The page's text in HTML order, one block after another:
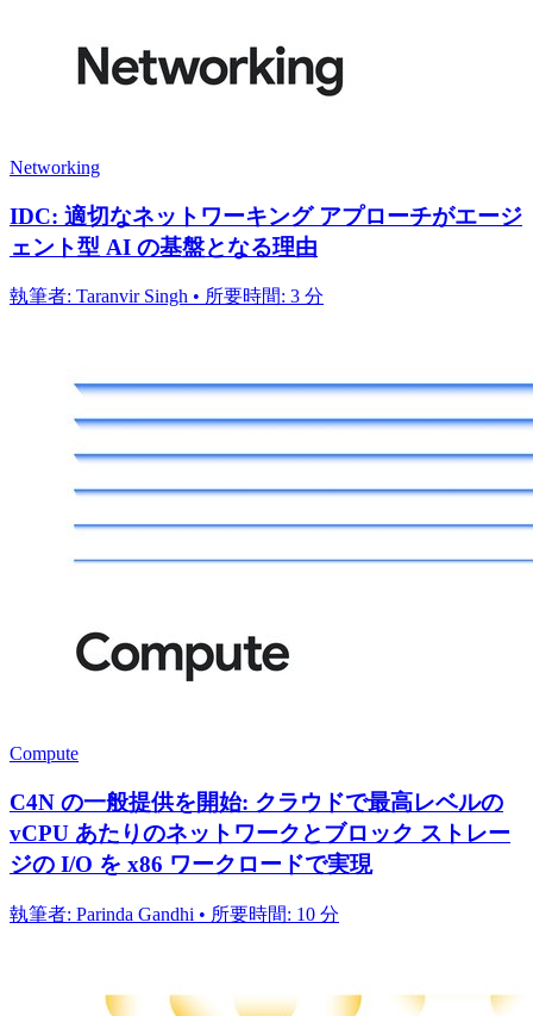
Networking
IDC: 適切なネットワーキング アプローチがエージ
ェント型 AI の基盤となる理由
執筆者: Taranvir Singh • 所要時間: 3 分
Compute
C4N の一般提供を開始: クラウドで最高レベルの
vCPU あたりのネットワークとブロック ストレー
ジの I/O を x86 ワークロードで実現
執筆者: Parinda Gandhi • 所要時間: 10 分